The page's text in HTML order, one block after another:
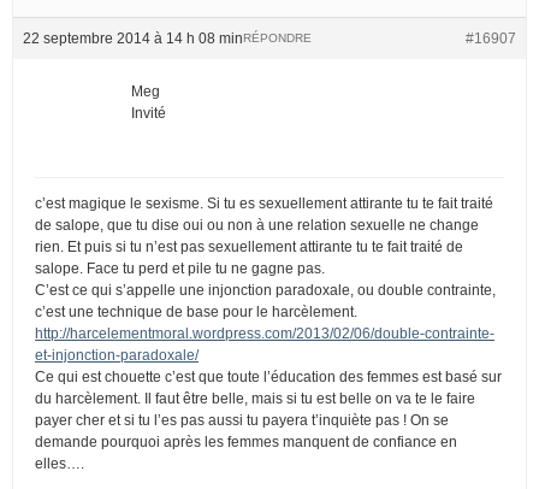
22 septembre 2014 à 14 h 08 min #16907
RÉPONDRE
Meg
Invité
c’est magique le sexisme. Si tu es sexuellement attirante tu te fait traité
de salope, que tu dise oui ou non à une relation sexuelle ne change
rien. Et puis si tu n’est pas sexuellement attirante tu te fait traité de
salope. Face tu perd et pile tu ne gagne pas.
C’est ce qui s’appelle une injonction paradoxale, ou double contrainte,
c’est une technique de base pour le harcèlement.
http://harcelementmoral.wordpress.com/2013/02/06/double-contrainte-
et-injonction-paradoxale/
Ce qui est chouette c’est que toute l’éducation des femmes est basé sur
du harcèlement. Il faut être belle, mais si tu est belle on va te le faire
payer cher et si tu l’es pas aussi tu payera t’inquiète pas ! On se
demande pourquoi après les femmes manquent de confiance en
elles….